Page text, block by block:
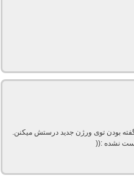
بودن توی ورژن جدید درستش میکنن.